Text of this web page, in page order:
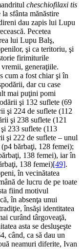
cheschiofilaxi tis
la sfânta mănăstire
dau zapis lui Lupu
Pecetea
lui Lupu Balş,
şi ca teritoriu, şi
firimiturile
generaţiile.
cum a fost chiar şi în
dar cu case
mai puţini pomi
şi 132 suflete (69
şi 224 de suflete (112
şi 238 suflete (121
233 suflete (113
şi 222 de suflete – unul
bărbaţi, 128 femei);
138 femei), iar în
138 femei)[49].
în vecinătatea
de lucru de pe toate
fiind motivul
în absenţa unui
însăşi identitatea
curând târgoveaţă,
asta se desluşeşte
când, ca să dau un
neamuri diferite, Ivan